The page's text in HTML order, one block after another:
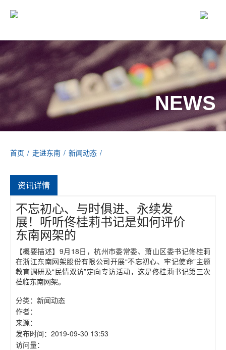
NEWS
首页 / 走进东南 / 新闻动态 /
网架的
资讯详情
不忘初心、与时俱进、永续发
展！听听佟桂莉书记是如何评价
东南网架的
【概要描述】 9月18日，杭州市委常委、萧山区委书记佟桂莉
在浙江东南网架股份有限公司开展“不忘初心、牢记使命”主题
教育调研及“民情双访”定向专访活动，这是佟桂莉书记第三次
莅临东南网架。
分类： 新闻动态
作者：
来源：
发布时间： 2019-09-30 13:53
访问量：